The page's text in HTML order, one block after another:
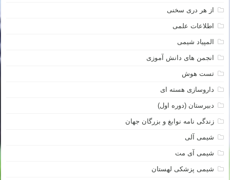
از هر دری سخنی
اطلاعات علمی
المپیاد شیمی
انجمن های دانش آموزی
تست هوش
داروسازی هسته ای
دبیرستان (دوره اول)
زندگی نامه نوابغ و بزرگان جهان
شیمی آلی
شیمی آی مت
شیمی پزشکی لهستان